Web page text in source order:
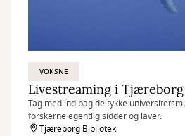
VOKSNE
Livestreaming i Tjæreborg
Tag med ind bag de tykke
forskerne egentlig sidder og laver.
Tjæreborg Bibliotek